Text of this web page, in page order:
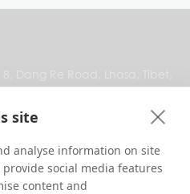
site
analyse information on site
social media features
content and